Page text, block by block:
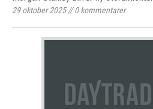
29 oktober 2025//0kommentarer